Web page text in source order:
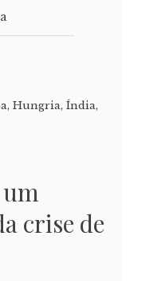
, Hungria, Índia,
crise de